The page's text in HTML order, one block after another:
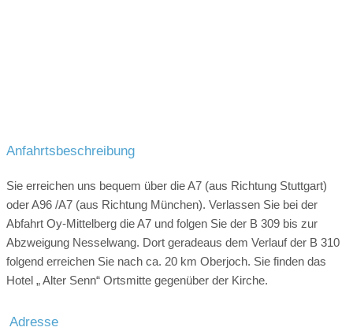
Anfahrtsbeschreibung
Sie erreichen uns bequem über die A7 (aus Richtung Stuttgart)
oder A96 /A7 (aus Richtung München). Verlassen Sie bei der
Abfahrt Oy-Mittelberg die A7 und folgen Sie der B 309 bis zur
Abzweigung Nesselwang. Dort geradeaus dem Verlauf der B 310
folgend erreichen Sie nach ca. 20 km Oberjoch. Sie finden das
Hotel „ Alter Senn“ Ortsmitte gegenüber der Kirche.
Adresse